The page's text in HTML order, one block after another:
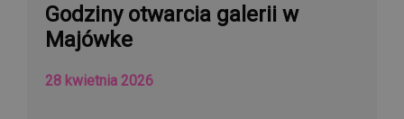
Godziny otwarcia galerii w
Majówke
28 kwietnia 2026